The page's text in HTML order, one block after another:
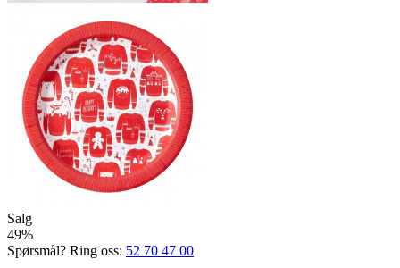
Salg
49%
Spørsmål? Ring oss: 52 70 47 00